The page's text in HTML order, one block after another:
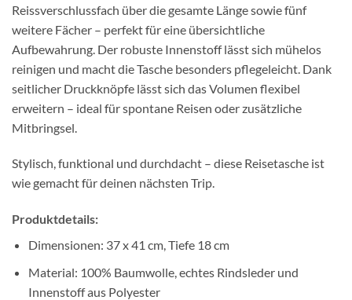
Reissverschlussfach über die gesamte Länge sowie fünf
weitere Fächer – perfekt für eine übersichtliche
Aufbewahrung. Der robuste Innenstoff lässt sich mühelos
reinigen und macht die Tasche besonders pflegeleicht. Dank
seitlicher Druckknöpfe lässt sich das Volumen flexibel
erweitern – ideal für spontane Reisen oder zusätzliche
Mitbringsel.
Stylisch, funktional und durchdacht – diese Reisetasche ist
wie gemacht für deinen nächsten Trip.
Produktdetails:
Dimensionen: 37 x 41 cm, Tiefe 18 cm
Material: 100% Baumwolle, echtes Rindsleder und
Innenstoff aus Polyester